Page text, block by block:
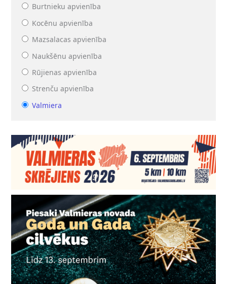
Burtnieku apvienība
Kocēnu apvienība
Mazsalacas apvienība
Naukšēnu apvienība
Rūjienas apvienība
Strenču apvienība
Valmiera